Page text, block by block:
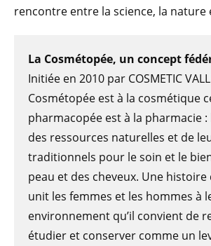
rencontre entre la science, la nature
La Cosmétopée, un concept
Initiée en 2010 par COSMETIC
Cosmétopée est à la cosmétique
pharmacopée est à la pharmacie
des ressources naturelles et de
traditionnels pour le soin et le
peau et des cheveux. Une
unit les femmes et les hommes à
environnement qu’il convient de
étudier et conserver comme un